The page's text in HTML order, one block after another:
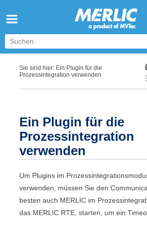
Sie sind hier: Ein Plugin für die
Prozessintegration verwenden
Ein Plugin für die
Prozessintegration
verwenden
Um Plugins im
verwenden, müssen Sie den
besten auch MERLIC im
das MERLIC RTE , starten, um ein